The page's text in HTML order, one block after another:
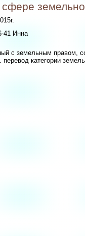
41 Инна
с земельным правом,
категории